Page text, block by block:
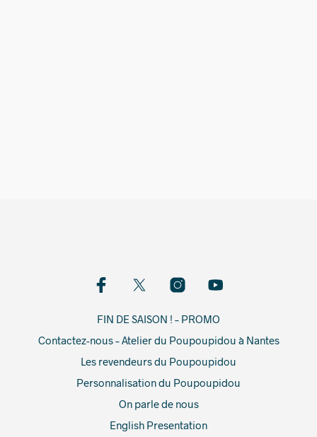
FIN DE SAISON ! – PROMO
Contactez-nous – Atelier du Poupoupidou à Nantes
Les revendeurs du Poupoupidou
Personnalisation du Poupoupidou
On parle de nous
English Presentation